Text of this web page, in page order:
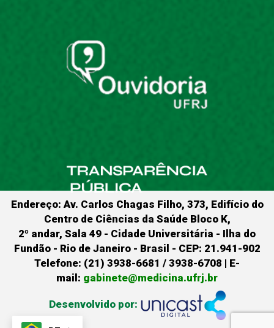
Endereço: Av. Carlos Chagas Filho, 373, Edifício do
Centro de Ciências da Saúde Bloco K,
2º andar, Sala 49 - Cidade Universitária - Ilha do
Fundão - Rio de Janeiro - Brasil - CEP: 21.941-902
Telefone: (21) 3938-6681 / 3938-6708 | E-
mail: gabinete@medicina.ufrj.br
Desenvolvido por: